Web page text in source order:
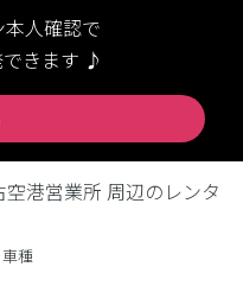
人確認で
きます ♪
港営業所 周辺のレンタ
種